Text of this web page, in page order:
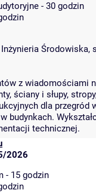
- 30 godzin
Środowiska,
z wiadomościami
ściany i słupy,
dla
budynkach.
technicznej.
2026
- 15 godzin